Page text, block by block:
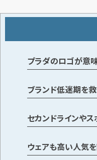
プラダのロゴが意
ブランド低迷期を
セカンドラインや
ウェアも高い人気